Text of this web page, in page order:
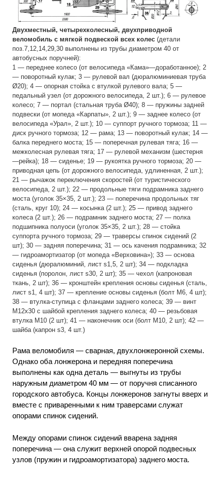
Двухместный, четырехколесный, двухприводной
веломобиль с мягкой подвеской всех колес (детали
поз.7,12,14,29,30 выполнены из трубы диаметром 40 от
автобусных поручней):
1 — переднее колесо (от велосипеда «Кама»—доработанное); 2
— поворотный кулак; 3 — рулевой вал (дюралюминиевая труба
Ø20); 4 — опорная стойка с втулкой рулевого вала; 5 —
педальный узел (от дорожного велосипеда, 2 шт.); 6 — рулевое
колесо; 7 — портал (стальная труба Ø40); 8 — пружины задней
подвески (от мопеда «Карпаты», 2 шт.); 9 — заднее колесо (от
велосипеда «Урал», 2 шт.); 10 — суппорт ручного тормоза; 11 —
диск ручного тормоза; 12 — рама; 13 — поворотный кулак; 14 —
балка переднего моста; 15 — поперечная рулевая тяга; 16 —
межколесная рулевая тяга; 17 — рулевой механизм (шестерня
—рейка); 18 — сиденье; 19 — рукоятка ручного тормоза; 20 —
приводная цепь (от дорожного велосипеда, удлиненная, 2 шт.);
21 — рычажок переключения скоростей (от туристического
велосипеда, 2 шт.); 22 — продольные тяги подрамника заднего
моста (уголок 35×35, 2 шт.); 23 — поперечина продольных тяг
(сталь, круг 10); 24 — косынка (2 шт.); 25 — привод заднего
колеса (2 шт.); 26 — подрамник заднего моста; 27 — полка
подшипника полуоси (уголок 35×35, 2 шт.); 28 — стойка
суппорта ручного тормоза; 29 — траверсы спинок сидений (2
шт); 30 — задняя поперечина; 31 — ось качения подрамника; 32
— гидроамортизатор (от мопеда «Верховина»); 33 — основа
сиденья (дюралюминий, лист s1,5, 2 шт); 34 — подкладка
сиденья (поролон, лист s30, 2 шт); 35 — чехол (капроновая
ткань, 2 шт); 36 — кронштейн крепления основы сиденья (сталь,
лист s1, 4 шт); 37 — крепление основы сиденья (болт М6, 4 шт);
38 — втулка-ступица с фланцами заднего колеса; 39 — винт
M12x30 с шайбой крепления заднего колеса; 40 — резьбовая
втулка М10 (2 шт); 41 — наконечник оси (болт М10, 2 шт); 42 —
шайба (капрон s3, 4 шт.)
Рама веломобиля — сварная, двухлонжеронной схемы.
Однако оба лонжерона и передняя поперечина
выполнены как одна деталь — выгнуты из трубы
наружным диаметром 40 мм — от поручня списанного
городского автобуса. Концы лонжеронов загнуты вверх и
вместе с приваренными к ним траверсами служат
опорами спинок сидений.
Между опорами спинок сидений вварена задняя
поперечина — она служит верхней опорой подвесных
узлов (пружин и гидроамортизатора) заднего моста.